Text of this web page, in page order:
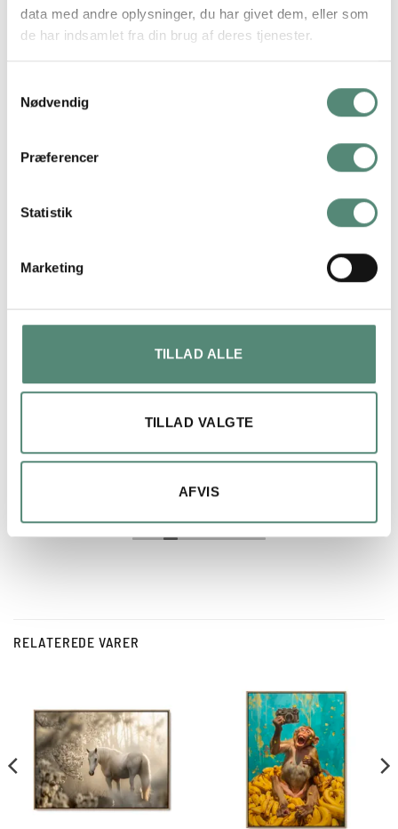
data med andre oplysninger, du har givet dem, eller som
de har indsamlet fra din brug af deres tjenester.
Nødvendig
Præferencer
Statistik
Marketing
TILLAD ALLE
TILLAD VALGTE
AFVIS
Ingen, Sort ramme, Sølv ramme, Ege ramme
4 måneder siden
RELATEREDE VARER